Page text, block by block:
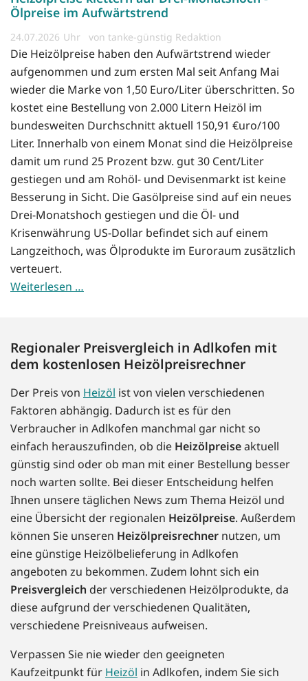
Ölpreise im Aufwärtstrend
24.07.2026 von tanke-günstig Redaktion
Die Heizölpreise haben den Aufwärtstrend wieder
aufgenommen und zum ersten Mal seit Anfang Mai
wieder die Marke von 1,50 Euro/Liter überschritten. So
kostet eine Bestellung von 2.000 Litern Heizöl im
bundesweiten Durchschnitt aktuell 150,91 €uro/100
Liter. Innerhalb von einem Monat sind die Heizölpreise
damit um rund 25 Prozent bzw. gut 30 Cent/Liter
gestiegen und am Rohöl- und Devisenmarkt ist keine
Besserung in Sicht. Die Gasölpreise sind auf ein neues
Drei-Monatshoch gestiegen und die Öl- und
Krisenwährung US-Dollar befindet sich auf einem
Langzeithoch, was Ölprodukte im Euroraum zusätzlich
verteuert.
Weiterlesen …
Regionaler Preisvergleich in Adlkofen mit
dem kostenlosen Heizölpreisrechner
Der Preis von Heizöl ist von vielen verschiedenen
Faktoren abhängig. Dadurch ist es für den
Verbraucher in Adlkofen manchmal gar nicht so
einfach herauszufinden, ob die Heizölpreiseaktuell
günstig sind oder ob man mit einer Bestellung besser
noch warten sollte. Bei dieser Entscheidung helfen
Ihnen unsere täglichen News zum Thema Heizöl und
eine Übersicht der regionalen Heizölpreise. Außerdem
können Sie unseren Heizölpreisrechner nutzen, um
eine günstige Heizölbelieferung in Adlkofen
angeboten zu bekommen. Zudem lohnt sich ein
Preisvergleich der verschiedenen Heizölprodukte, da
diese aufgrund der verschiedenen Qualitäten,
verschiedene Preisniveaus aufweisen.
Verpassen Sie nie wieder den geeigneten
Kaufzeitpunkt für Heizöl in Adlkofen, indem Sie sich